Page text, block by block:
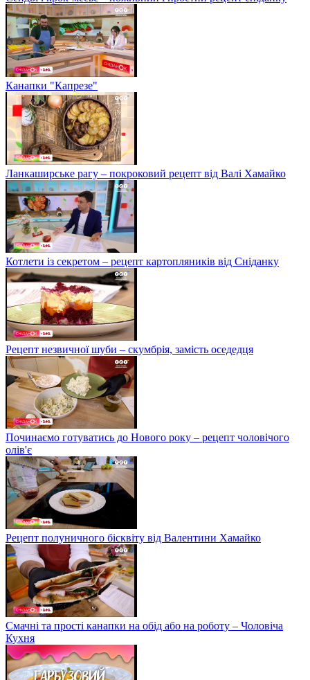
Канапки "Капрезе"
Ланкаширське рагу – покроковий рецепт від Валі Хамайко
Котлети із секретом – рецепт картопляників від Сніданку
Рецепт незвичної шуби – скумбрія, замість оседедця
Починаємо готуватись до Нового року – рецепт чоловічого
олів'є
Рецепт полуничного бісквіту від Валентини Хамайко
Смачні та прості канапки на обід або на роботу – Чоловіча
Кухня